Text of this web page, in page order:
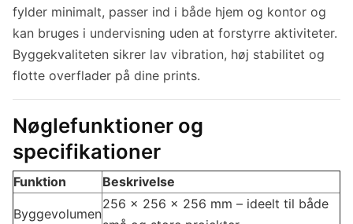
fylder minimalt, passer ind i både hjem og kontor og
kan bruges i undervisning uden at forstyrre aktiviteter.
Byggekvaliteten sikrer lav vibration, høj stabilitet og
flotte overflader på dine prints.
Nøglefunktioner og
specifikationer
Funktion Beskrivelse
Byggevolumen
256 × 256 × 256 mm – ideelt til både